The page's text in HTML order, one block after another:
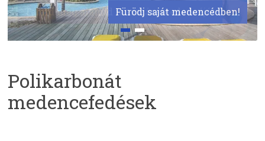
Fürödj saját medencédben!
Találd meg álamid masszázsmedencéjét
Polikarbonát
medencefedések